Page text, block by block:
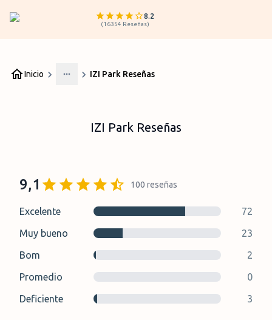
8.2
(16354 Reseñas)
Inicio
More
IZI Park Reseñas
IZI Park Reseñas
9,1 100 reseñas
Excelente
72
Muy bueno
23
Bom
2
Promedio
0
Deficiente
3